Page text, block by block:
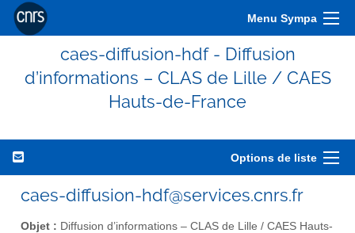
Menu Sympa
caes-diffusion-hdf - Diffusion
d’informations – CLAS de Lille / CAES
Hauts-de-France
Options de liste
caes-diffusion-hdf@services.cnrs.fr
Objet : Diffusion d’informations – CLAS de Lille / CAES Hauts-